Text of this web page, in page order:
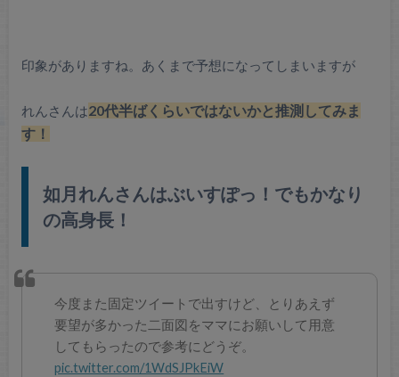
印象がありますね。あくまで予想になってしまいますが
れんさんは20代半ばくらいではないかと推測してみま
す！
如月れんさんはぶいすぽっ！でもかなり
の高身長！
今度また固定ツイートで出すけど、とりあえず
要望が多かった二面図をママにお願いして用意
してもらったので参考にどうぞ。
pic.twitter.com/1WdSJPkEiW